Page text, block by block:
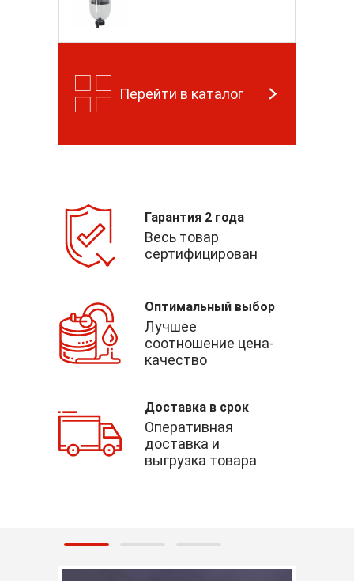
Перейти в каталог
Гарантия 2 года
Весь товар
сертифицирован
Оптимальный выбор
Лучшее
соотношение цена-
качество
Доставка в срок
Оперативная
доставка и
выгрузка товара